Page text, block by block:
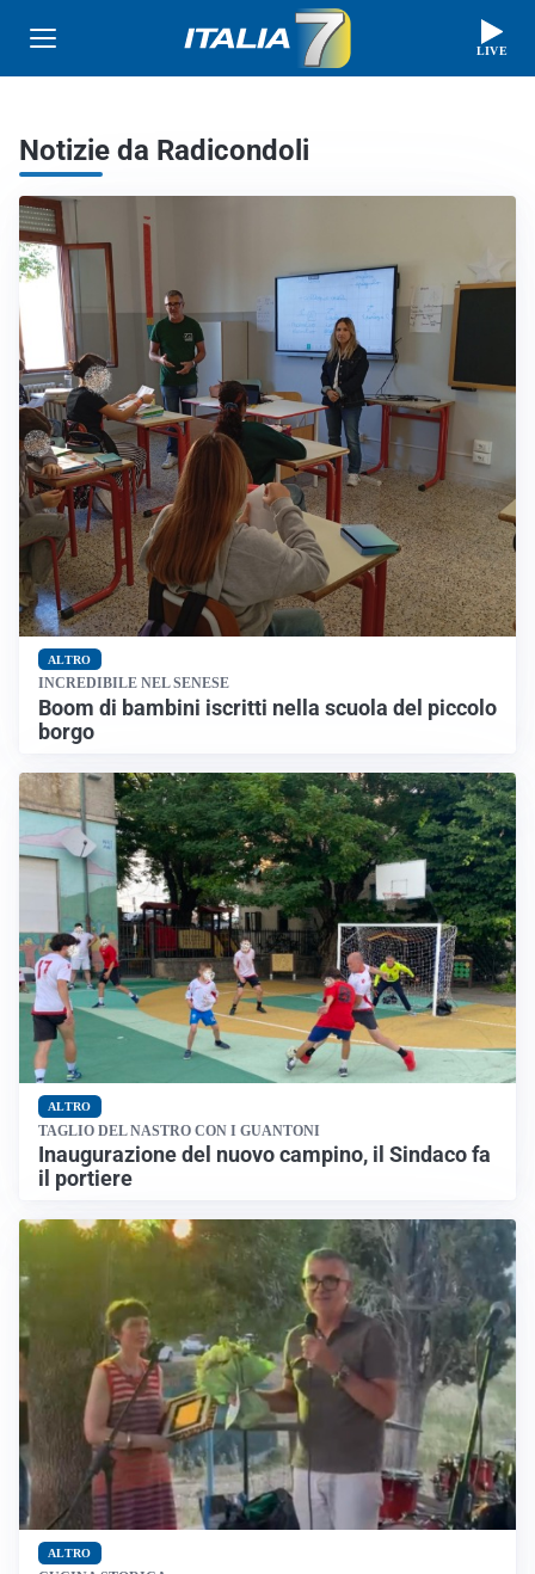
LIVE
Notizie da Radicondoli
ALTRO
INCREDIBILE NEL SENESE
Boom di bambini iscritti nella scuola del piccolo
borgo
ALTRO
TAGLIO DEL NASTRO CON I GUANTONI
Inaugurazione del nuovo campino, il Sindaco fa
il portiere
ALTRO